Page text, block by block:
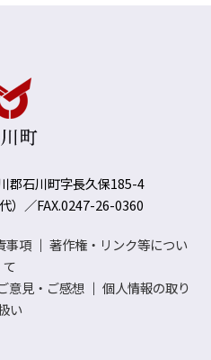
郡石川町字長久保185-4
）／FAX.0247-26-0360
事項 ｜ 著作権・リンク等につい
て
意見・ご感想 ｜ 個人情報の取り
い